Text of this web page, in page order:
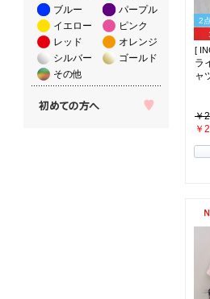
ブルー
パープル
イエロー
ピンク
レッド
オレンジ
シルバー
ゴールド
その他
2
[
ラ
ャ
￥
￥